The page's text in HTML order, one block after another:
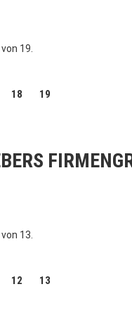
19.
18 19
13.
12 13